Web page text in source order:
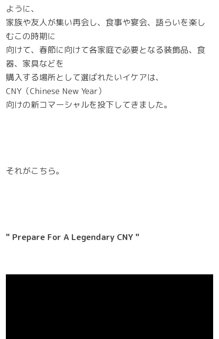
ように、
家族や友人が集い再会し、食事や宴会、語らいを楽し
むこの時期に
向けて、春節に向けて各家庭で必要となる装飾品、食
器、家具などを
購入する場所として選ばれたいイケアは、
CNY（Chinese New Year）
向けの新コマーシャルを投下してきました。
それがこちら。
" Prepare For A Legendary CNY "